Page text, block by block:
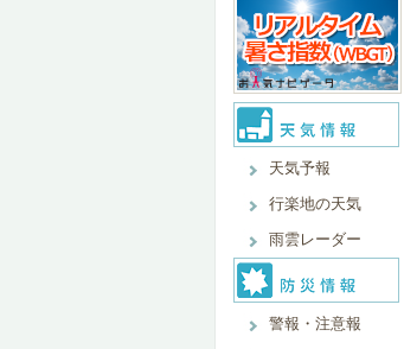
天気予報
行楽地の天気
雨雲レーダー
警報・注意報